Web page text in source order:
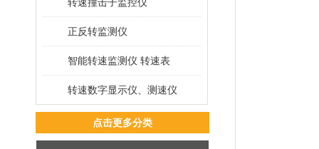
正反转监测仪
智能转速监测仪 转速表
转速数字显示仪、测速仪
点击更多分类